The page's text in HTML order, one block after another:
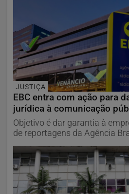
JUSTIÇA
EBC entra com ação para
jurídica à comunicação
Objetivo é dar garantia à
de reportagens da Agência